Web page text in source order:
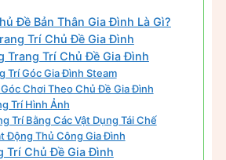
Đề Bản Thân Gia Đình Là Gì?
Trí Chủ Đề Gia Đình
Trang Trí Chủ Đề Gia Đình
Trí Góc Gia Đình Steam
Góc Chơi Theo Chủ Đề Gia Đình
Trí Hình Ảnh
Trí Bằng Các Vật Dụng Tái Chế
Động Thủ Công Gia Đình
Trí Chủ Đề Gia Đình